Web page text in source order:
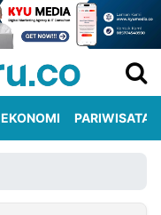
EKONOMI PARIWISATA